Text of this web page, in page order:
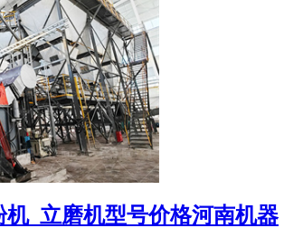
_立磨机型号价格河南机器